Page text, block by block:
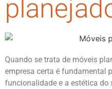
Quando se trata de móveis
empresa certa é fundamental
funcionalidade e a estética do